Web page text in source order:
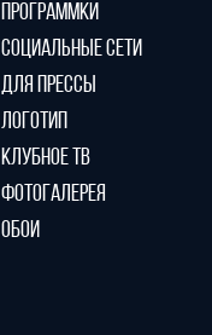
ПРОГРАММКИ
СОЦИАЛЬНЫЕ СЕТИ
ДЛЯ ПРЕССЫ
ЛОГОТИП
КЛУБНОЕ ТВ
ФОТОГАЛЕРЕЯ
ОБОИ